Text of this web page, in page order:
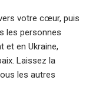
votre cœur, puis
les personnes
et en Ukraine,
Laissez la
les autres